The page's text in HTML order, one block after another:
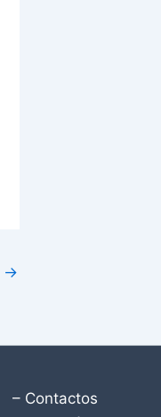
→
– Contactos